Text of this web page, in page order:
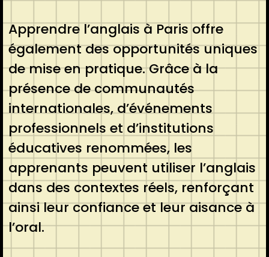
Apprendre l’anglais à Paris offre
également des opportunités uniques
de mise en pratique. Grâce à la
présence de communautés
internationales, d’événements
professionnels et d’institutions
éducatives renommées, les
apprenants peuvent utiliser l’anglais
dans des contextes réels, renforçant
ainsi leur confiance et leur aisance à
l’oral.